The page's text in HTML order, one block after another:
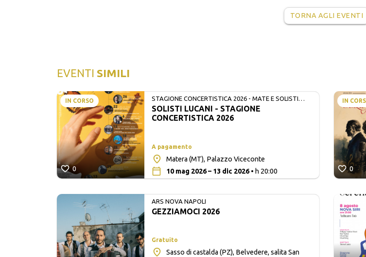
TORNA AGLI EVENTI
EVENTI SIMILI
IN CORSO
0
STAGIONE CONCERTISTICA 2026 - MATE E SOLISTI
LUCANI
SOLISTI LUCANI - STAGIONE
CONCERTISTICA 2026
A pagamento
Matera (MT), Palazzo Viceconte
10 mag 2026 – 13 dic 2026• h 20:00
ARS NOVA NAPOLI
GEZZIAMOCI 2026
Gratuito
Sasso di castalda (PZ), Belvedere, salita San
IN
0